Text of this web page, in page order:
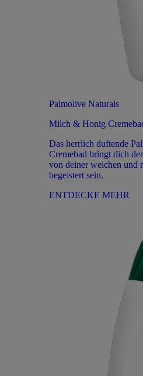
Palmolive Naturals
Milch & Honig
Das herrlich duftende
Cremebad bringt dich
von deiner weichen und
begeistert sein.
ENTDECKE MEHR